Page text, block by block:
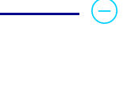
Matin